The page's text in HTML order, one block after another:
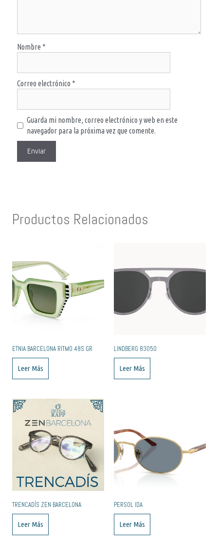
Nombre *
Correo electrónico *
Guarda mi nombre, correo electrónico y web en este
navegador para la próxima vez que comente.
Productos Relacionados
ETNIA BARCELONA RITMO 48S GR
Leer Más
LINDBERG 83050
Leer Más
TRENCADÍS ZEN BARCELONA
Leer Más
PERSOL IDA
Leer Más